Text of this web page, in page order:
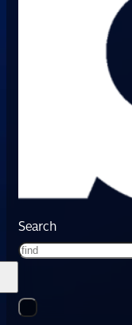
Search